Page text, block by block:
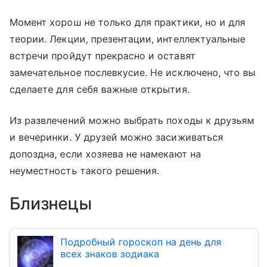
Момент хорош не только для практики, но и для
теории. Лекции, презентации, интеллектуальные
встречи пройдут прекрасно и оставят
замечательное послевкусие. Не исключено, что вы
сделаете для себя важные открытия.
Из развлечений можно выбрать походы к друзьям
и вечеринки. У друзей можно засиживаться
допоздна, если хозяева не намекают на
неуместность такого решения.
Близнецы
Подробный гороскоп на день для
всех знаков зодиака